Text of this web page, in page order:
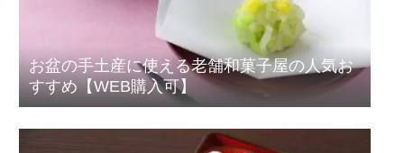
お盆の手土産に使える老舗和菓子屋の人気お
すすめ【WEB購入可】